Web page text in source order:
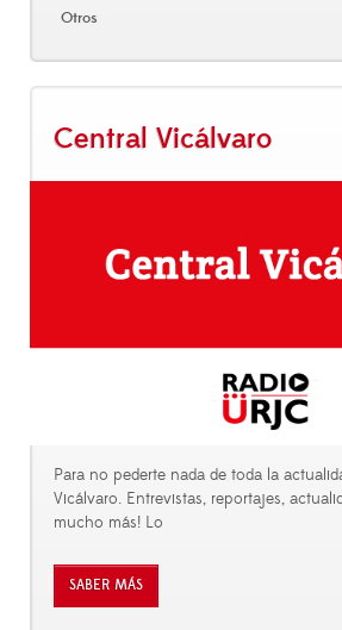
Otros
Central Vicálvaro
Para no pederte nada de toda la
Vicálvaro. Entrevistas, reportajes,
mucho más! Lo
SABER MÁS